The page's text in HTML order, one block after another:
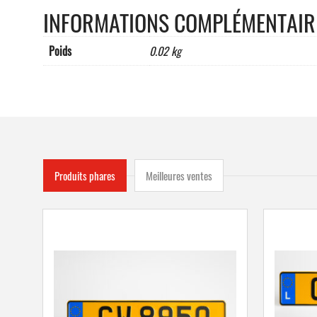
INFORMATIONS
Poids 0.02 kg
Produits phares Meilleures ventes